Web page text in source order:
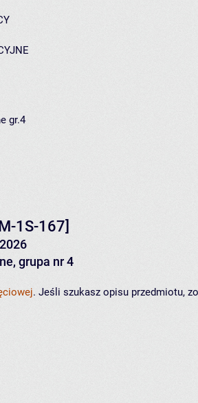
gr.4
1S-167]
grupa nr 4
. Jeśli szukasz opisu przedmiotu,